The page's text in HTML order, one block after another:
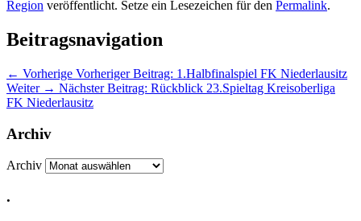
Region veröffentlicht. Setze ein Lesezeichen für den Permalink.
Beitragsnavigation
← Vorherige Vorheriger Beitrag: 1.Halbfinalspiel FK Niederlausitz
Weiter → Nächster Beitrag: Rückblick 23.Spieltag Kreisoberliga
FK Niederlausitz
Archiv
Archiv
.